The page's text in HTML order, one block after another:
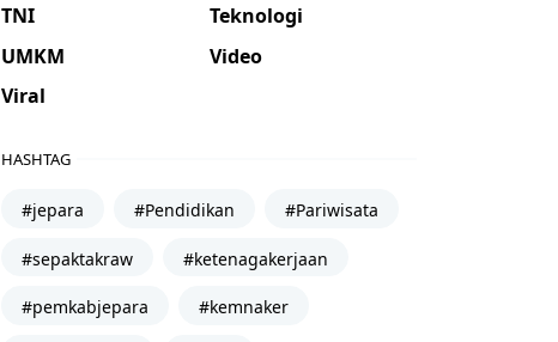
TNI
Teknologi
UMKM
Video
Viral
HASHTAG
#jepara #Pendidikan #Pariwisata
#sepaktakraw #ketenagakerjaan
#pemkabjepara #kemnaker